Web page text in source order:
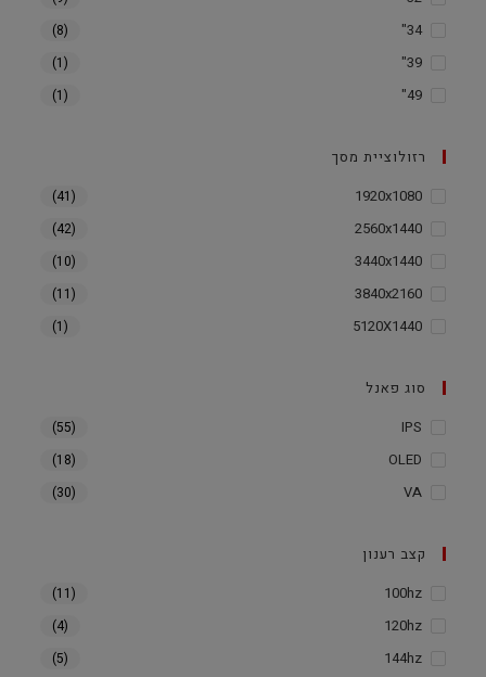
34"
(8)
39"
(1)
49"
(1)
רזולוציית מסך
1920x1080
(41)
2560x1440
(42)
3440x1440
(10)
3840x2160
(11)
5120X1440
(1)
סוג פאנל
IPS
(55)
OLED
(18)
VA
(30)
קצב רענון
100hz
(11)
120hz
(4)
144hz
(5)